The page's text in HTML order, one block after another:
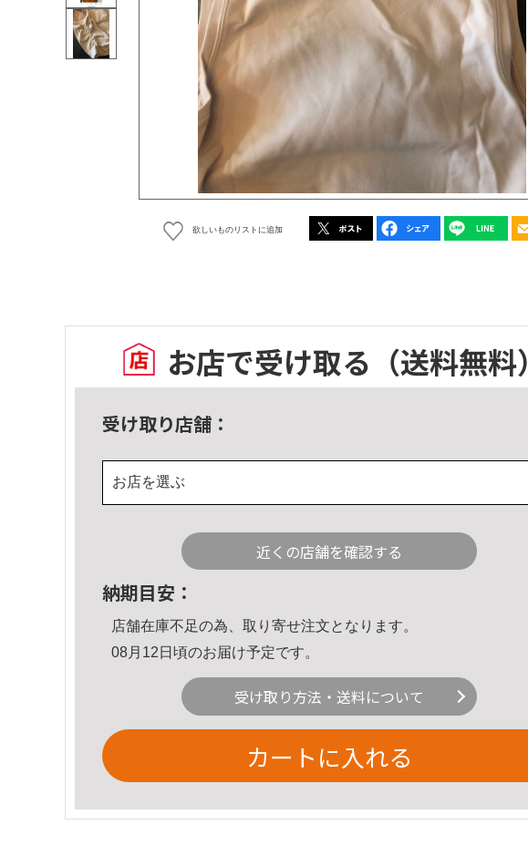
欲しいものリストに追加
お店で受け取る （送料無料）
受け取り店舗：
お店を選ぶ
近くの店舗を確認する
納期目安：
店舗在庫不足の為、取り寄せ注文となります。
08月12日頃のお届け予定です。
受け取り方法・送料について
カートに入れる